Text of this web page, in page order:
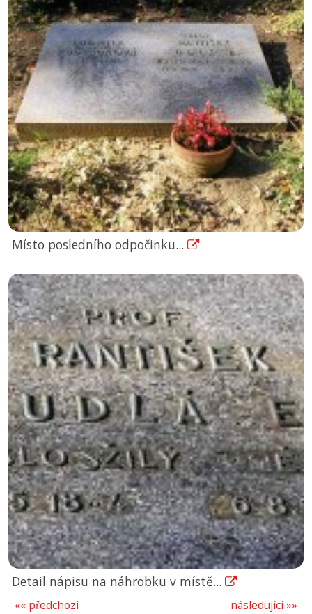
Místo posledního odpočinku...
Detail nápisu na náhrobku v místě...
následující »»
«« předchozí